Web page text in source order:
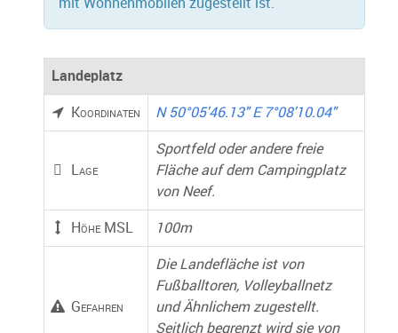
Landeplatz
Koordinaten N 50°05'46.13" E 7°08'10.04"
Lage
Sportfeld oder andere freie
Fläche auf dem Campingplatz
von Neef.
Höhe MSL 100m
Gefahren
Die Landefläche ist von
Fußballtoren, Volleyballnetz
und Ähnlichem zugestellt.
Seitlich begrenzt wird sie von